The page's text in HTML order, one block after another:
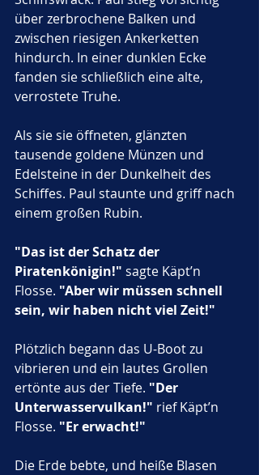
über zerbrochene Balken und
zwischen riesigen Ankerketten
hindurch. In einer dunklen Ecke
fanden sie schließlich eine alte,
verrostete Truhe.
Als sie sie öffneten, glänzten
tausende goldene Münzen und
Edelsteine in der Dunkelheit des
Schiffes. Paul staunte und griff nach
einem großen Rubin.
"Das ist der Schatz der
Piratenkönigin!" sagte Käpt’n
Flosse. "Aber wir müssen schnell
sein, wir haben nicht viel Zeit!"
Plötzlich begann das U-Boot zu
vibrieren und ein lautes Grollen
ertönte aus der Tiefe. "Der
Unterwasservulkan!" rief Käpt’n
Flosse. "Er erwacht!"
Die Erde bebte, und heiße Blasen